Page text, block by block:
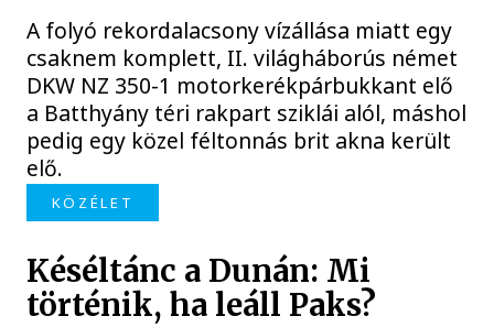
A folyó rekordalacsony vízállása miatt egy
csaknem komplett, II. világháborús német
DKW NZ 350-1 motorkerékpárbukkant elő
a Batthyány téri rakpart sziklái alól, máshol
pedig egy közel féltonnás brit akna került
elő.
KÖZÉLET
Késéltánc a Dunán: Mi
történik, ha leáll Paks?